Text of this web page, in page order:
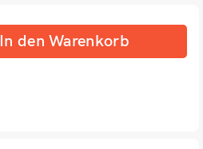
In den Warenkorb